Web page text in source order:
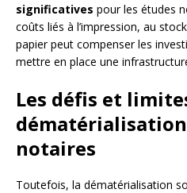
significatives pour les études
coûts liés à l’impression, au
papier peut compenser les
mettre en place une
Les défis et
notaires
Toutefois, la dématérialisation